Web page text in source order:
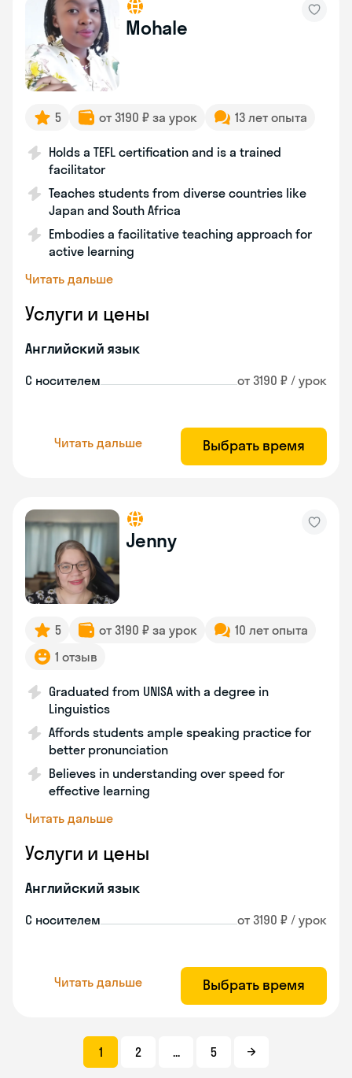
Mohale
5 от 3190 ₽ за урок 13 лет опыта
Holds a TEFL certification and is a trained
facilitator
Teaches students from diverse countries like
Japan and South Africa
Embodies a facilitative teaching approach for
active learning
Читать дальше
Услуги и цены
Английский язык
С носителем от 3190 ₽ / урок
Читать дальше Выбрать время
Jenny
5 от 3190 ₽ за урок
10 лет опыта
1 отзыв
Graduated from UNISA with a degree in
Linguistics
Affords students ample speaking practice for
better pronunciation
Believes in understanding over speed for
effective learning
Читать дальше
Услуги и цены
Английский язык
С носителем от 3190 ₽ / урок
Читать дальше Выбрать время
1 2 ... 5